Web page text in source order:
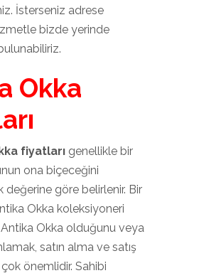
İsterseniz adrese
bizde yerinde
Okka
fiyatları genellikle bir
ona biçeceğini
değerine göre belirlenir. Bir
Okka koleksiyoneri
Okka olduğunu veya
satın alma ve satış
önemlidir. Sahibi